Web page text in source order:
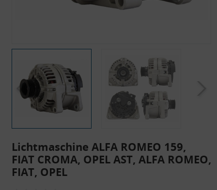
Lichtmaschine ALFA ROMEO 159,
FIAT CROMA, OPEL AST, ALFA ROMEO,
FIAT, OPEL